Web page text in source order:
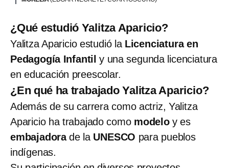
¿Qué estudió Yalitza Aparicio?
Yalitza Aparicio estudió la Licenciatura en
Pedagogía Infantil y una segunda licenciatura
en educación preescolar.
¿En qué ha trabajado Yalitza Aparicio?
Además de su carrera como actriz, Yalitza
Aparicio ha trabajado como modeloy es
embajadorade la UNESCO para pueblos
indígenas.